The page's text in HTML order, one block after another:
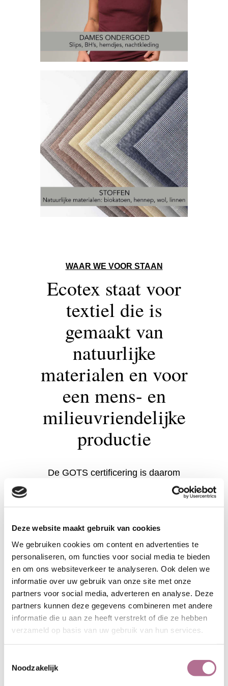
Deze website maakt gebruik van cookies
We gebruiken cookies om content en advertenties te
personaliseren, om functies voor social media te bieden
en om ons websiteverkeer te analyseren. Ook delen we
informatie over uw gebruik van onze site met onze
partners voor social media, adverteren en analyse. Deze
partners kunnen deze gegevens combineren met andere
informatie die u aan ze heeft verstrekt of die ze hebben
verzameld op basis van uw gebruik van hun services.
Noodzakelijk
WAAR WE VOOR STAAN
Ecotex staat voor
textiel die is
gemaakt van
natuurlijke
materialen en voor
een mens- en
milieuvriendelijke
productie
De GOTS certificering is daarom
voor ons belangrijk. GOTS (Global
Organic Textile Standard) is een
certificering die de biologische
en er tevens op toeziet dat in de
bedrijven milieuvriendelijk en
volgens hoge sociale normen wordt
gewerkt.